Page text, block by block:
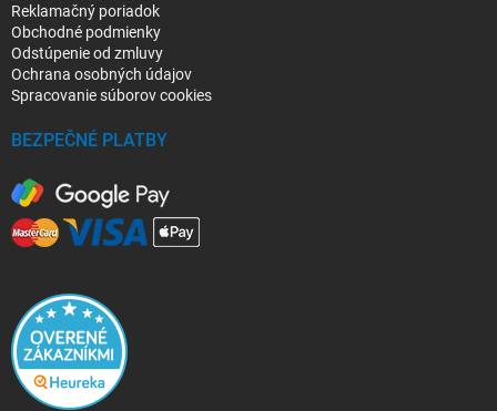
Reklamačný poriadok
Obchodné podmienky
Odstúpenie od zmluvy
Ochrana osobných údajov
Spracovanie súborov cookies
BEZPEČNÉ PLATBY